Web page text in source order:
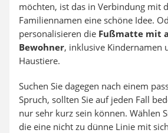
möchten, ist das in Verbindung mit
Familiennamen eine schöne Idee.
personalisieren die Fußmatte mit
Bewohner, inklusive Kindernamen
Haustiere.
Suchen Sie dagegen nach einem
Spruch, sollten Sie auf jeden Fall
nur sehr kurz sein können. Wählen
die eine nicht zu dünne Linie mit